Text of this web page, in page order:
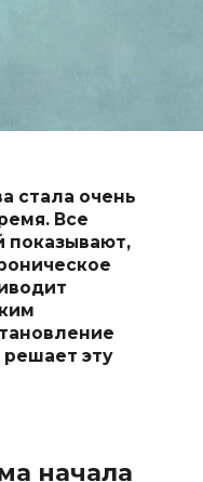
стала очень
Все
показывают,
решает эту
начала